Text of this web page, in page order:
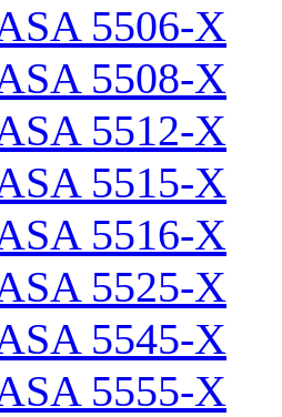
5506-X
5508-X
5512-X
5515-X
5516-X
5525-X
5545-X
5555-X